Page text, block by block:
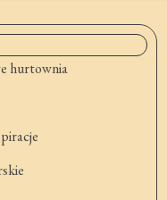
hurtownia